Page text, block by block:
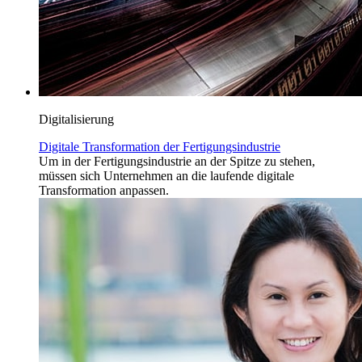
Digitalisierung
Digitale Transformation der Fertigungsindustrie
Um in der Fertigungsindustrie an der Spitze zu stehen,
müssen sich Unternehmen an die laufende digitale
Transformation anpassen.